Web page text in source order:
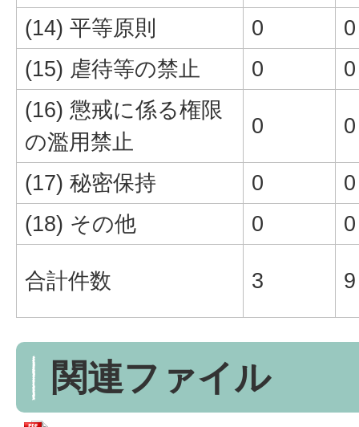
(14) 平等原則 0
0
(15) 虐待等の禁止
0
0
(16) 懲戒に係る権限
の濫用禁止
0 0
(17) 秘密保持 0
0
(18) その他
0 0
合計件数 3 9
関連ファイル